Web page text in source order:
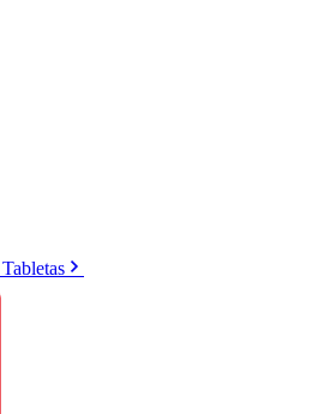
Tabletas